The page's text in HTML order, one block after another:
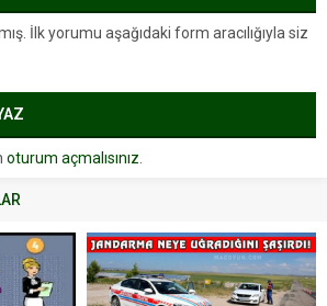
İlk yorumu aşağıdaki form aracılığıyla siz
oturum açmalısınız